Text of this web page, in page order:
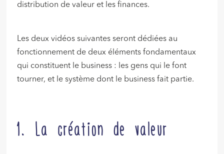
distribution de valeur et les finances.
Les deux vidéos suivantes seront dédiées au
fonctionnement de deux éléments fondamentaux
qui constituent le business : les gens qui le font
tourner, et le système dont le business fait partie.
1. La création de valeur